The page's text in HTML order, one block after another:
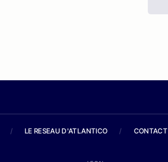
/ LE RESEAU D'ATLANTICO / CONTACT